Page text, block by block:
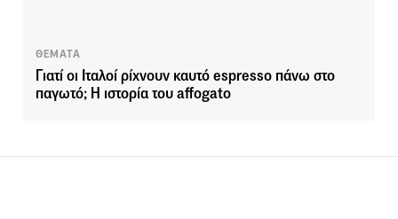
ΘΕΜΑΤΑ
Γιατί οι Ιταλοί ρίχνουν καυτό espresso πάνω στο
παγωτό; Η ιστορία του affogato